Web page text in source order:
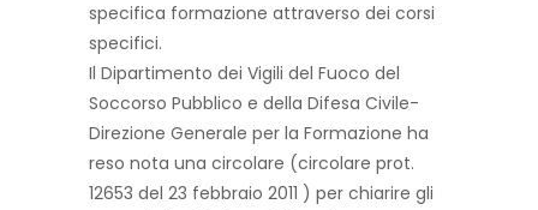
specifica formazione attraverso dei corsi
specifici.
Il Dipartimento dei Vigili del Fuoco del
Soccorso Pubblico e della Difesa Civile-
Direzione Generale per la Formazione ha
reso nota una circolare (circolare prot.
12653 del 23 febbraio 2011 ) per chiarire gli